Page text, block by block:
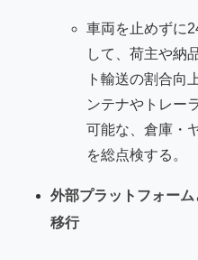
車両を止めずに
して、荷主や納
ト輸送の割合向
ンテナやトレー
可能な、倉庫・
を総点検する。
外部プラットフォー
移行